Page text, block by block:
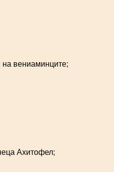
вениаминците;
Ахитофел;